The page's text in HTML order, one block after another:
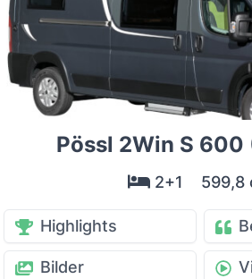
Pössl 2Win S 600
2+1 599,8
Highlights
Bilder